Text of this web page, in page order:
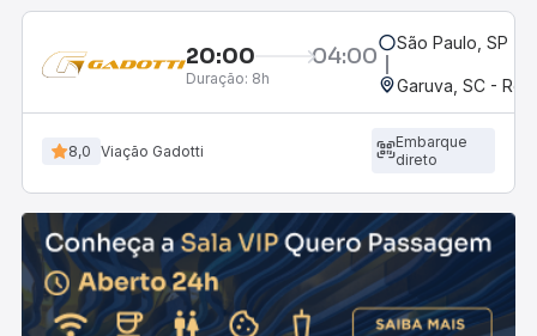
20:00 04:00
Duração: 8h
São Paulo, SP -
Garuva, SC -
8,0 Viação Gadotti
Embarque
direto